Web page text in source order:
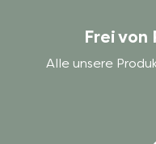
Frei von
Alle unsere